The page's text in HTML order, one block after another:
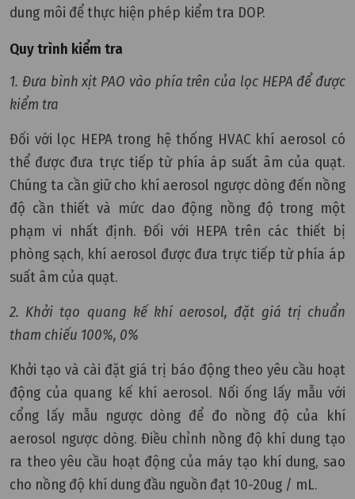
dung môi để thực hiện phép kiểm tra DOP.
Quy trình kiểm tra
1. Đưa bình xịt PAO vào phía trên của lọc HEPA để được
kiểm tra
Đối với lọc HEPA trong hệ thống HVAC khí aerosol có
thể được đưa trực tiếp từ phía áp suất âm của quạt.
Chúng ta cần giữ cho khí aerosol ngược dòng đến nồng
độ cần thiết và mức dao động nồng độ trong một
phạm vi nhất định. Đối với HEPA trên các thiết bị
phòng sạch, khí aerosol được đưa trực tiếp từ phía áp
suất âm của quạt.
2. Khởi tạo quang kế khí aerosol, đặt giá trị chuẩn
tham chiếu 100%, 0%
Khởi tạo và cài đặt giá trị báo động theo yêu cầu hoạt
động của quang kế khí aerosol. Nối ống lấy mẫu với
cổng lấy mẫu ngược dòng để đo nồng độ của khí
aerosol ngược dòng. Điều chỉnh nồng độ khí dung tạo
ra theo yêu cầu hoạt động của máy tạo khí dung, sao
cho nồng độ khí dung đầu nguồn đạt 10-20ug / mL.